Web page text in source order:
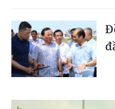
Video
Media Chính trị
Media Kinh tế